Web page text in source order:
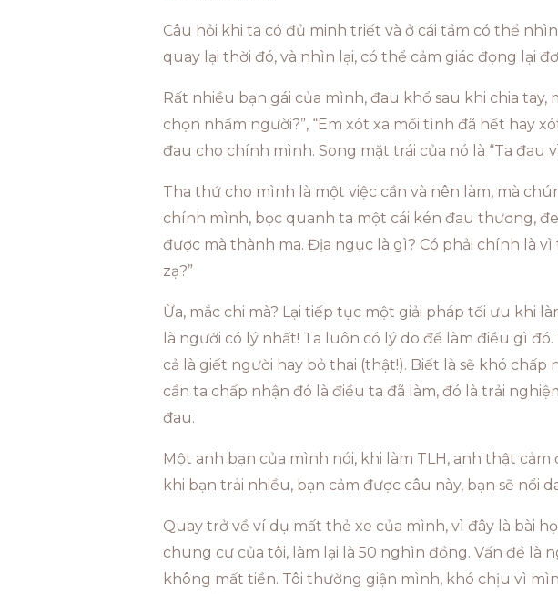
Câu hỏi khi ta có đủ minh triết và ở cái tầm có thể
quay lại thời đó, và nhìn lại, có thể cảm giác đọng lại
Rất nhiều bạn gái của mình, đau khổ sau khi chia
chọn nhầm người?”, “Em xót xa mối tình đã hết hay
đau cho chính mình. Song mặt trái của nó là “Ta đau
Tha thứ cho mình là một việc cần và nên làm, mà
chính mình, bọc quanh ta một cái kén đau thương,
được mà thành ma. Địa ngục là gì? Có phải chính là
zạ?”
Ừa, mắc chi mà? Lại tiếp tục một giải pháp tối ưu khi
là người có lý nhất! Ta luôn có lý do để làm điều gì
cả là giết người hay bỏ thai (thật!). Biết là sẽ khó
cần ta chấp nhận đó là điều ta đã làm, đó là trải
đau.
Một anh bạn của mình nói, khi làm TLH, anh thật
khi bạn trải nhiều, bạn cảm được câu này, bạn sẽ nổi
Quay trở về ví dụ mất thẻ xe của mình, vì đây là bài
chung cư của tôi, làm lại là 50 nghìn đồng. Vấn đề là
không mất tiền. Tôi thường giận mình, khó chịu vì